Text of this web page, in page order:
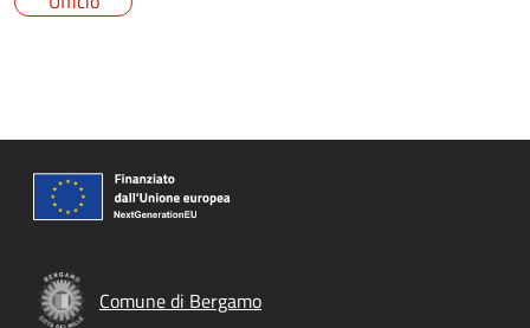
Comune di Bergamo